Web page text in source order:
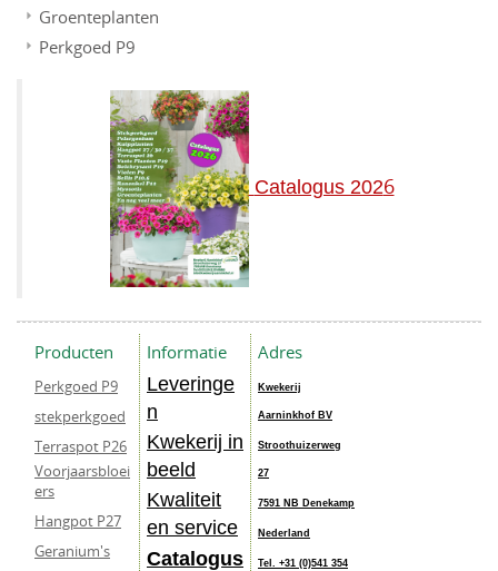
Groenteplanten
Perkgoed P9
Catalogus 2026
Producten
Perkgoed P9
stekperkgoed
Terraspot P26
Voorjaarsbloei
ers
Hangpot P27
Geranium's
Informatie
Leveringe
n
Kwekerij in
beeld
Kwaliteit
en service
Catalogus
Adres
Kwekerij
Aarninkhof BV
Stroothuizerweg
27
7591 NB Denekamp
Nederland
Tel. +31 (0)541 354